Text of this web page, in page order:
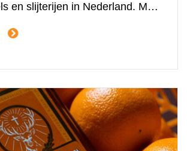
en slijterijen in Nederland. Met
een van de meest
– al elf generaties lang een